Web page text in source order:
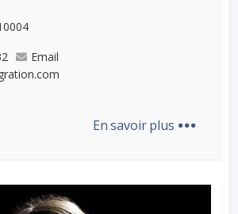
Email
En savoir plus ...